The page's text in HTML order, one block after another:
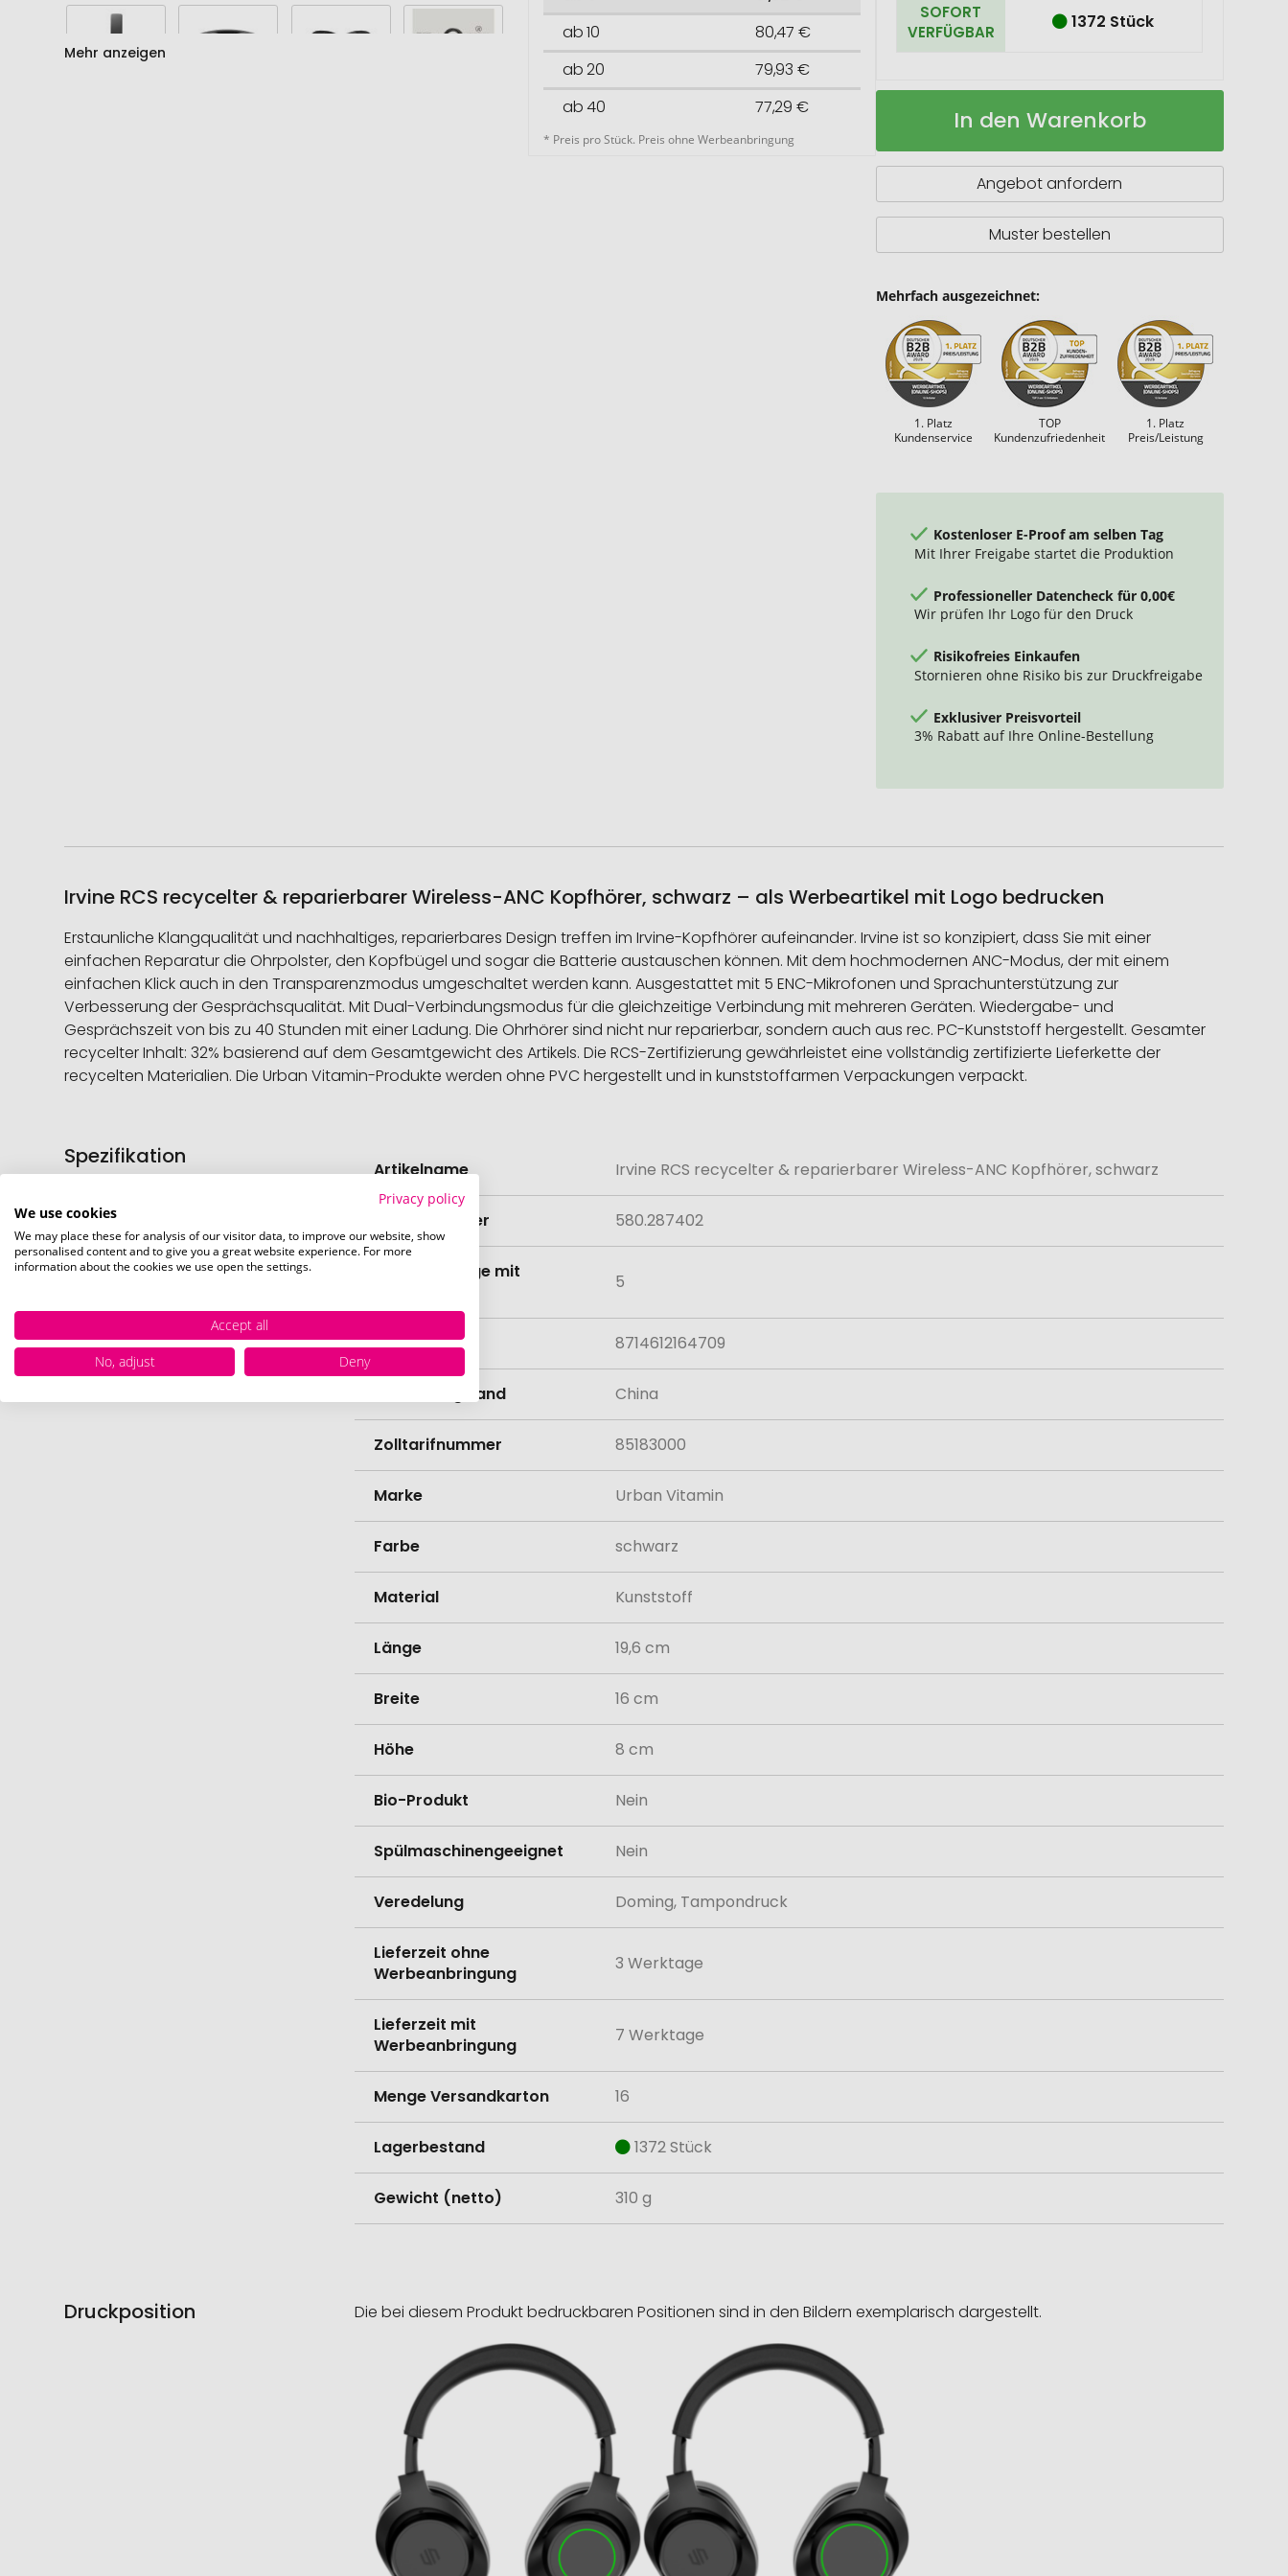
Mehr anzeigen
ab 10
80,47 €
ab 20
79,93 €
ab 40
77,29 €
* Preis pro Stück. Preis ohne Werbeanbringung
SOFORT
VERFÜGBAR
1372 Stück
Irvine
&
ANC
Auf
In den Warenkorb
Angebot anfordern
Muster bestellen
Mehrfach ausgezeichnet:
1. Platz
Kundenservice
TOP
Kundenzufriedenheit
1. Platz
Preis/Leistung
Kostenloser E-Proof am selben Tag
Mit Ihrer Freigabe startet die Produktion
Professioneller Datencheck für 0,00€
Wir prüfen Ihr Logo für den Druck
Risikofreies Einkaufen
Stornieren ohne Risiko bis zur Druckfreigabe
Exklusiver Preisvorteil
3% Rabatt auf Ihre Online-Bestellung
Irvine RCS recycelter & reparierbarer Wireless-ANC Kopfhörer, schwarz – als Werbeartikel mit Logo bedrucken
Erstaunliche Klangqualität und nachhaltiges, reparierbares Design treffen im Irvine-Kopfhörer aufeinander. Irvine ist so konzipiert, dass Sie mit einer
einfachen Reparatur die Ohrpolster, den Kopfbügel und sogar die Batterie austauschen können. Mit dem hochmodernen ANC-Modus, der mit einem
einfachen Klick auch in den Transparenzmodus umgeschaltet werden kann. Ausgestattet mit 5 ENC-Mikrofonen und Sprachunterstützung zur
Verbesserung der Gesprächsqualität. Mit Dual-Verbindungsmodus für die gleichzeitige Verbindung mit mehreren Geräten. Wiedergabe- und
Gesprächszeit von bis zu 40 Stunden mit einer Ladung. Die Ohrhörer sind nicht nur reparierbar, sondern auch aus rec. PC-Kunststoff hergestellt. Gesamter
recycelter Inhalt: 32% basierend auf dem Gesamtgewicht des Artikels. Die RCS-Zertifizierung gewährleistet eine vollständig zertifizierte Lieferkette der
recycelten Materialien. Die Urban Vitamin-Produkte werden ohne PVC hergestellt und in kunststoffarmen Verpackungen verpackt.
Spezifikation
Informationen
Artikelname Irvine RCS recycelter & reparierbarer Wireless-ANC Kopfhörer, schwarz
Artikelnummer 580.287402
Mindestmenge mit
5
EAN 8714612164709
Herstellungsland China
Zolltarifnummer 85183000
Marke Urban Vitamin
Farbe schwarz
Material Kunststoff
Länge 19,6 cm
Breite 16 cm
Höhe 8 cm
Bio-Produkt Nein
Spülmaschinengeeignet Nein
Veredelung Doming, Tampondruck
Lieferzeit ohne
Werbeanbringung
3 Werktage
Lieferzeit mit
Werbeanbringung
7 Werktage
Menge Versandkarton 16
Lagerbestand 1372 Stück
Gewicht (netto) 310 g
Druckposition Die bei diesem Produkt bedruckbaren Positionen sind in den Bildern exemplarisch dargestellt.
Privacy policy
We use cookies
We may place these for analysis of our visitor data, to improve our website, show
personalised content and to give you a great website experience. For more
information about the cookies we use open the settings.
Accept all
No, adjust
Deny